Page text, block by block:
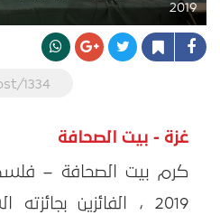
2019
1334
غزة - بيت الصحافة
2019 ، الفائزين